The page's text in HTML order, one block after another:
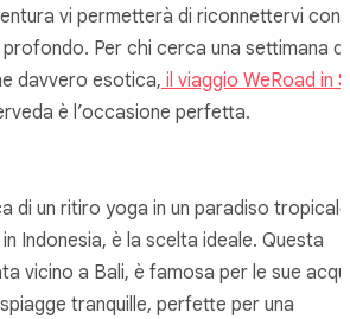
vi permetterà di riconnettervi con
Per chi cerca una settimana di
davvero esotica, il viaggio WeRoad in
è l’occasione perfetta.
di un ritiro yoga in un paradiso
Indonesia, è la scelta ideale. Questa
vicino a Bali, è famosa per le sue
tranquille, perfette per una